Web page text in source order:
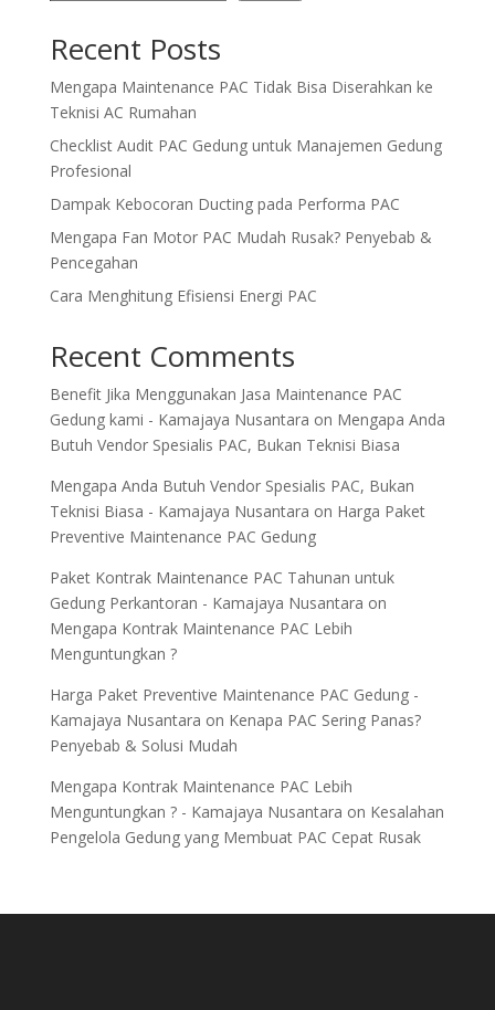
Recent Posts
Mengapa Maintenance PAC Tidak Bisa Diserahkan ke
Teknisi AC Rumahan
Checklist Audit PAC Gedung untuk Manajemen Gedung
Profesional
Dampak Kebocoran Ducting pada Performa PAC
Mengapa Fan Motor PAC Mudah Rusak? Penyebab &
Pencegahan
Cara Menghitung Efisiensi Energi PAC
Recent Comments
Benefit Jika Menggunakan Jasa Maintenance PAC
Gedung kami - Kamajaya Nusantara on Mengapa Anda
Butuh Vendor Spesialis PAC, Bukan Teknisi Biasa
Mengapa Anda Butuh Vendor Spesialis PAC, Bukan
Teknisi Biasa - Kamajaya Nusantara on Harga Paket
Preventive Maintenance PAC Gedung
Paket Kontrak Maintenance PAC Tahunan untuk
Gedung Perkantoran - Kamajaya Nusantara on
Mengapa Kontrak Maintenance PAC Lebih
Menguntungkan ?
Harga Paket Preventive Maintenance PAC Gedung -
Kamajaya Nusantara on Kenapa PAC Sering Panas?
Penyebab & Solusi Mudah
Mengapa Kontrak Maintenance PAC Lebih
Menguntungkan ? - Kamajaya Nusantara on Kesalahan
Pengelola Gedung yang Membuat PAC Cepat Rusak